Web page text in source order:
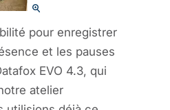
pour enregistrer
et les pauses
EVO 4.3, qui
atelier